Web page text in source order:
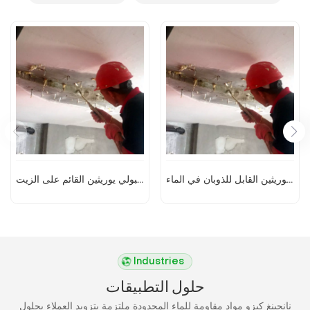
عامل توصيل البولي يوريثين القائم على الزيت KEZU عامل توصيل البولي يوريثين القابل للذوبان في الماء KEZU
Industries
حلول التطبيقات
نانجينغ كيزو مواد مقاومة للماء المحدودة ملتزمة بتزويد العملاء بحلول